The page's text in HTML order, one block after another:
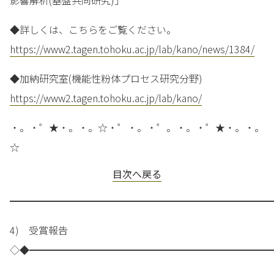
◆詳しくは、こちらをご覧ください。
https://www2.tagen.tohoku.ac.jp/lab/kano/news/1384/
◆加納研究室(機能性粉体プロセス研究分野)
https://www2.tagen.tohoku.ac.jp/lab/kano/
・。・゜★・。・。☆・゜・。・゜。・。・゜★・。・。
☆
目次へ戻る
4) 受賞報告